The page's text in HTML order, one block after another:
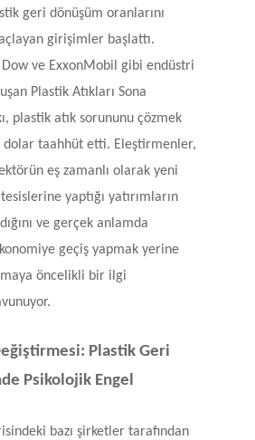
geri dönüşüm oranlarını
girişimler başlattı.
Dow ve ExxonMobil gibi endüstri
Plastik Atıkları Sona
plastik atık sorununu çözmek
taahhüt etti. Eleştirmenler,
eş zamanlı olarak yeni
yaptığı yatırımların
ve gerçek anlamda
geçiş yapmak yerine
öncelikli bir ilgi
Plastik Geri
Psikolojik Engel
bazı şirketler tarafından